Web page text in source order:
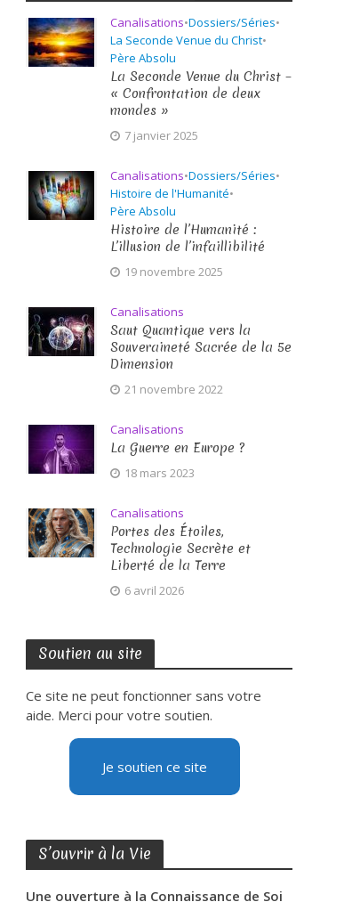
Canalisations•Dossiers/Séries•
La Seconde Venue du Christ•
Père Absolu
La Seconde Venue du Christ –
« Confrontation de deux
mondes »
7 janvier 2025
Canalisations•Dossiers/Séries•
Histoire de l'Humanité•
Père Absolu
Histoire de l’Humanité :
L’illusion de l’infaillibilité
19 novembre 2025
Canalisations
Saut Quantique vers la
Souveraineté Sacrée de la 5e
Dimension
21 novembre 2022
Canalisations
La Guerre en Europe ?
18 mars 2023
Canalisations
Portes des Étoiles,
Technologie Secrète et
Liberté de la Terre
6 avril 2026
Soutien au site
Ce site ne peut fonctionner sans votre
aide. Merci pour votre soutien.
Je soutien ce site
S’ouvrir à la Vie
Une ouverture à la Connaissance de Soi